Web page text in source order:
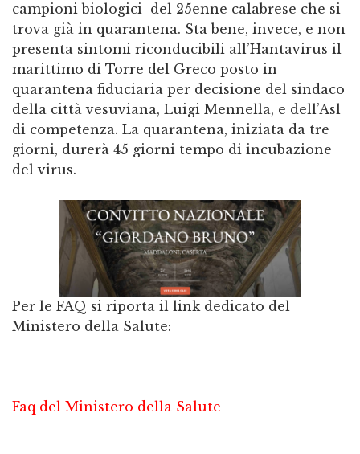
campioni biologici del 25enne calabrese che si
trova già in quarantena. Sta bene, invece, e non
presenta sintomi riconducibili all’Hantavirus il
marittimo di Torre del Greco posto in
quarantena fiduciaria per decisione del sindaco
della città vesuviana, Luigi Mennella, e dell’Asl
di competenza. La quarantena, iniziata da tre
giorni, durerà 45 giorni tempo di incubazione
del virus.
Per le FAQ si riporta il link dedicato del
Ministero della Salute:
Faq del Ministero della Salute